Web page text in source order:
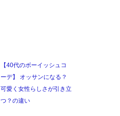
【40代のボーイッシュコ
ーデ】 オッサンになる？
可愛く女性らしさが引き立
つ？の違い